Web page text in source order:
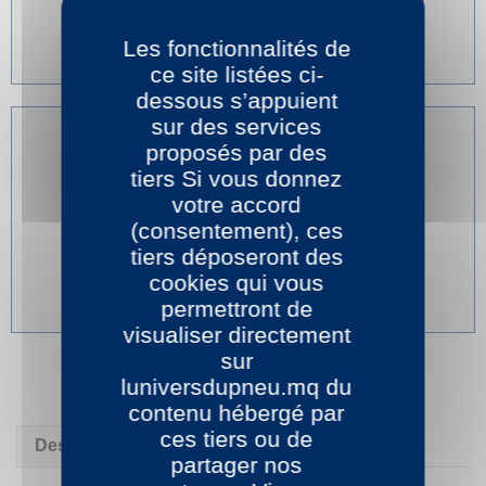
Guide taille - Devis
PAIEMENT SECURISE
Paiement sécurisé
Paiement en 3 et 4 fois disponible
Mandat Administratif
Description Détails du produit
Les fonctionnalités de
ce site listées ci-
dessous s’appuient
sur des services
proposés par des
tiers Si vous donnez
votre accord
(consentement), ces
tiers déposeront des
cookies qui vous
permettront de
visualiser directement
sur
luniversdupneu.mq du
contenu hébergé par
ces tiers ou de
partager nos